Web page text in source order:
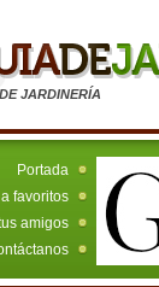
JARDINERÍA
Portada
favoritos
amigos